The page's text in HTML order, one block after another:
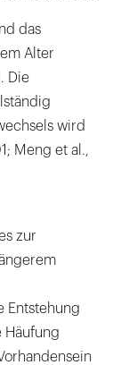
das
Alter
Die
wird
Meng et al.,
zur
Entstehung
Häufung